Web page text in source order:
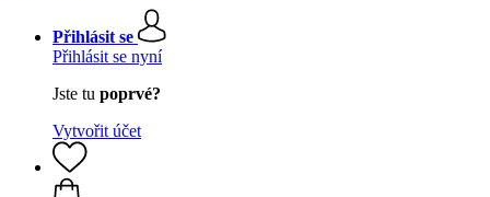
Přihlásit se
Přihlásit se nyní
Jste tu poprvé?
Vytvořit účet